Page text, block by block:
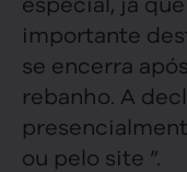
importante
se encerra
rebanho. A
ou pelo site ”.